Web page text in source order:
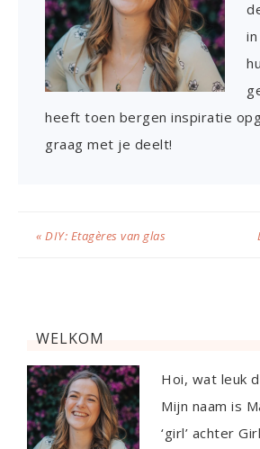
heeft toen bergen inspiratie
graag met je deelt!
« DIY: Etagères van glas
WELKOM
Hoi, wat leuk
Mijn naam is
‘girl’ achter